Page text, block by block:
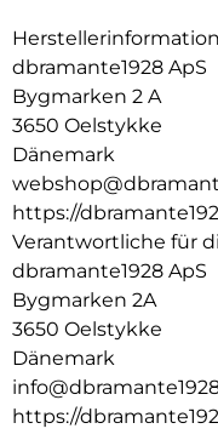
Wir verwenden
Recyclingkunststoff. So
dass unsere Produkte
AUSSEN SCHLANK,
Diese Hülle schützt
ein Portemonnaie mit
KICKSTAND-FUNKTION
Verfügt über eine
horizontales
Herstellerinformation
dbramante1928 ApS
Bygmarken 2 A
3650 Oelstykke
Dänemark
https://
Verantwortliche für
dbramante1928 ApS
Bygmarken 2A
3650 Oelstykke
Dänemark
https://